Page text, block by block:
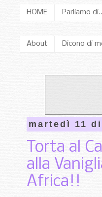
HOME Parliamo
About Dicono di
martedì 11
Torta al
alla
Africa!!